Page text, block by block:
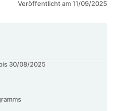
Veröffentlicht am 11/09/2025
30/08/2025